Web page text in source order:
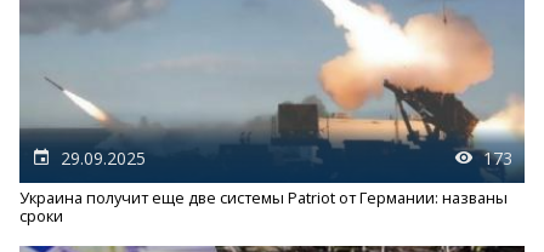
29.09.2025 173
Украина получит еще две системы Patriot от Германии: названы
сроки